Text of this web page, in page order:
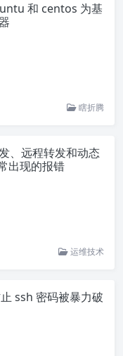
和 centos 为基
瞎折腾
、远程转发和动态
出现的报错
运维技术